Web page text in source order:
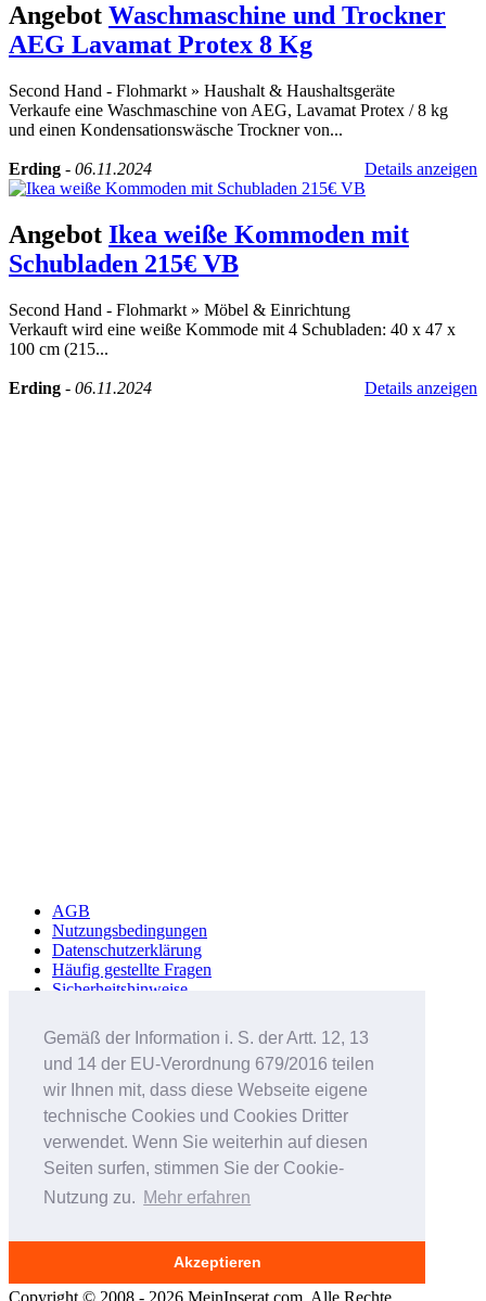
Gemäß der Information i. S. der Artt. 12, 13
und 14 der EU-Verordnung 679/2016 teilen
wir Ihnen mit, dass diese Webseite eigene
technische Cookies und Cookies Dritter
verwendet. Wenn Sie weiterhin auf diesen
Seiten surfen, stimmen Sie der Cookie-
Nutzung zu. Mehr erfahren
Akzeptieren
Angebot Waschmaschine und Trockner
AEG Lavamat Protex 8 Kg
Second Hand - Flohmarkt » Haushalt & Haushaltsgeräte
Verkaufe eine Waschmaschine von AEG, Lavamat Protex / 8 kg
und einen Kondensationswäsche Trockner von...
Erding - 06.11.2024 Details anzeigen
Angebot Ikea weiße Kommoden mit
Schubladen 215€ VB
Second Hand - Flohmarkt » Möbel & Einrichtung
Verkauft wird eine weiße Kommode mit 4 Schubladen: 40 x 47 x
100 cm (215...
Erding - 06.11.2024 Details anzeigen
AGB
Nutzungsbedingungen
Datenschutzerklärung
Häufig gestellte Fragen
Sicherheitshinweise
Impressum
Studenteninserate.at
Kleinanzeigen-Suedtirol.com
RC-Flohmarkt.com
MeinInserat.at
MeinInserat.com
Auswandern nach Südtirol
AnnunciPratici.it
MeinInserat.it
Smartphone Audioguides
Erinnerungsportal für Verstorbene